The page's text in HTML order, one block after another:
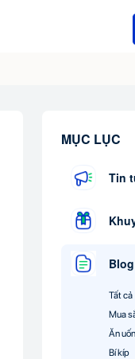
MỤC LỤC
Tin
Blog
Tất cả
Mua
Ăn
Bí kíp